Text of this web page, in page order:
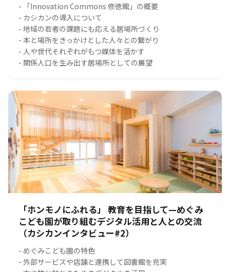
- 「Innovation Commons 修徳館」の概要
- カシカンの導入について
- 地域の若者の課題にも応える居場所づくり
- 本と場所をきっかけとした人々との繋がり
- 人や世代それぞれがもつ媒体を活かす
- 関係人口を生み出す居場所としての展望
「ホンモノにふれる」 教育を目指して—めぐみ
こども園が取り組むデジタル活用と人との交流
（カシカンインタビュー#2）
- めぐみこども園の特色
- 外部サービスや店舗と連携して図書館を充実